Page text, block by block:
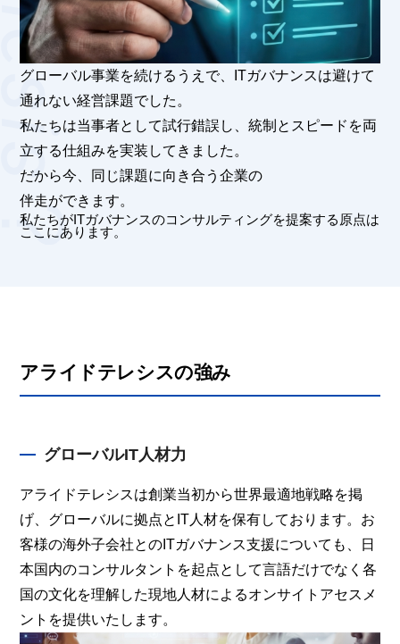
グローバル事業を続けるうえで、ITガバナンスは避けて
通れない経営課題でした。
私たちは当事者として試行錯誤し、統制とスピードを両
立する仕組みを実装してきました。
だから今、 同じ課題に向き合う企業の
伴走ができます。
私たちがITガバナンスのコンサルティングを提案する原点は
ここにあります。
アライドテレシスの強み
グローバルIT人材力
アライドテレシスは創業当初から世界最適地戦略を掲
げ、グローバルに拠点とIT人材を保有しております。お
客様の海外子会社とのITガバナンス支援についても、日
本国内のコンサルタントを起点として言語だけでなく各
国の文化を理解した現地人材によるオンサイトアセスメ
ントを提供いたします。